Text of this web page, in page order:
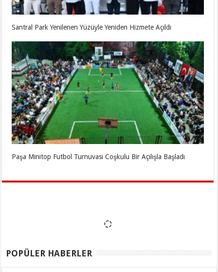
Santral Park Yenilenen Yüzüyle Yeniden Hizmete Açıldı
Paşa Minitop Futbol Turnuvası Coşkulu Bir Açılışla Başladı
POPÜLER HABERLER